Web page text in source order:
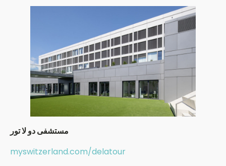
مستشفى دو لا تور
myswitzerland.com/delatour